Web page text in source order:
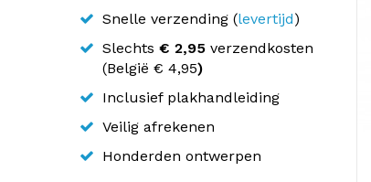
Snelle verzending (levertijd)
Slechts € 2,95 verzendkosten
(België € 4,95)
Inclusief plakhandleiding
Veilig afrekenen
Honderden ontwerpen